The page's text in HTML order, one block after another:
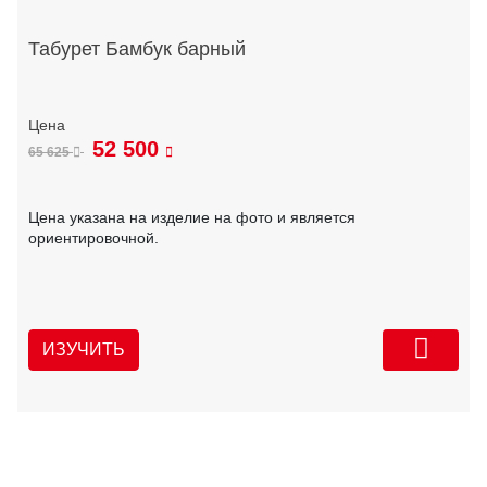
Табурет Бамбук барный
65 625 52 500
Цена указана на изделие на фото и является
ориентировочной.
ИЗУЧИТЬ